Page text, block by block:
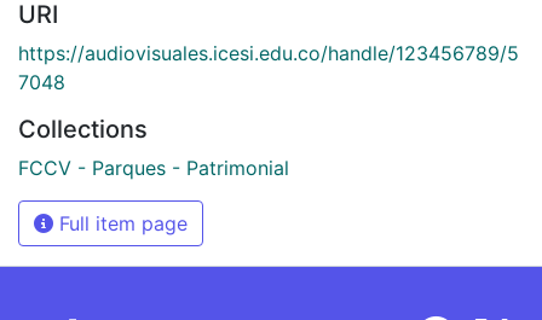
URI
https://audiovisuales.icesi.edu.co/handle/123456789/5
7048
Collections
FCCV - Parques - Patrimonial
Full item page